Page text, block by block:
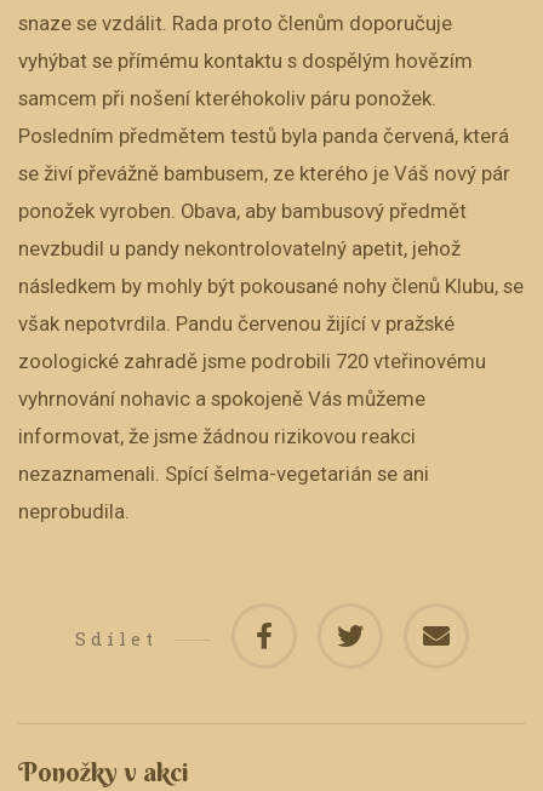
snaze se vzdálit. Rada proto členům doporučuje
vyhýbat se přímému kontaktu s dospělým hovězím
samcem při nošení kteréhokoliv páru ponožek.
Posledním předmětem testů byla panda červená, která
se živí převážně bambusem, ze kterého je Váš nový pár
ponožek vyroben. Obava, aby bambusový předmět
nevzbudil u pandy nekontrolovatelný apetit, jehož
následkem by mohly být pokousané nohy členů Klubu, se
však nepotvrdila. Pandu červenou žijící v pražské
zoologické zahradě jsme podrobili 720 vteřinovému
vyhrnování nohavic a spokojeně Vás můžeme
informovat, že jsme žádnou rizikovou reakci
nezaznamenali. Spící šelma-vegetarián se ani
neprobudila.
Sdílet
Ponožky v akci